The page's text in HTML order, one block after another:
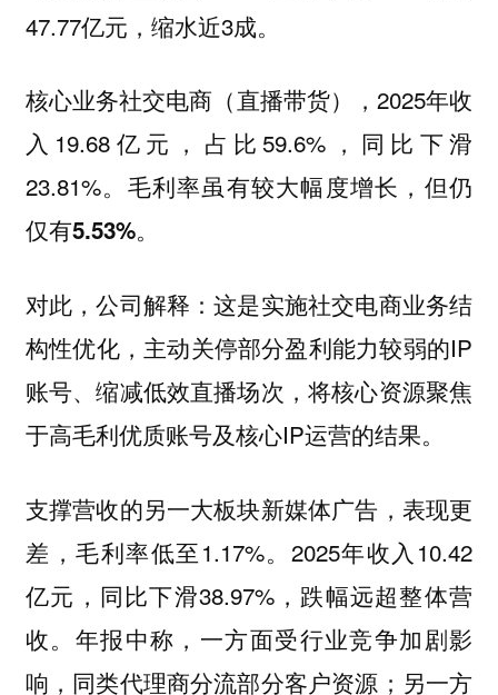
47.77亿元，缩水近3成。
核心业务社交电商（直播带货），2025年收
入19.68亿元，占比59.6%，同比下滑
23.81%。 毛利率虽有较大幅度增长，但仍
仅有5.53%。
对此，公司解释：这是实施社交电商业务结
构性优化，主动关停部分盈利能力较弱的IP
账号、缩减低效直播场次，将核心资源聚焦
于高毛利优质账号及核心IP运营的结果。
支撑营收的另一大板块新媒体广告，表现更
差，毛利率低至1.17%。2025年收入10.42
亿元，同比下滑38.97%，跌幅远超整体营
收。年报中称，一方面受行业竞争加剧影
响，同类代理商分流部分客户资源；另一方